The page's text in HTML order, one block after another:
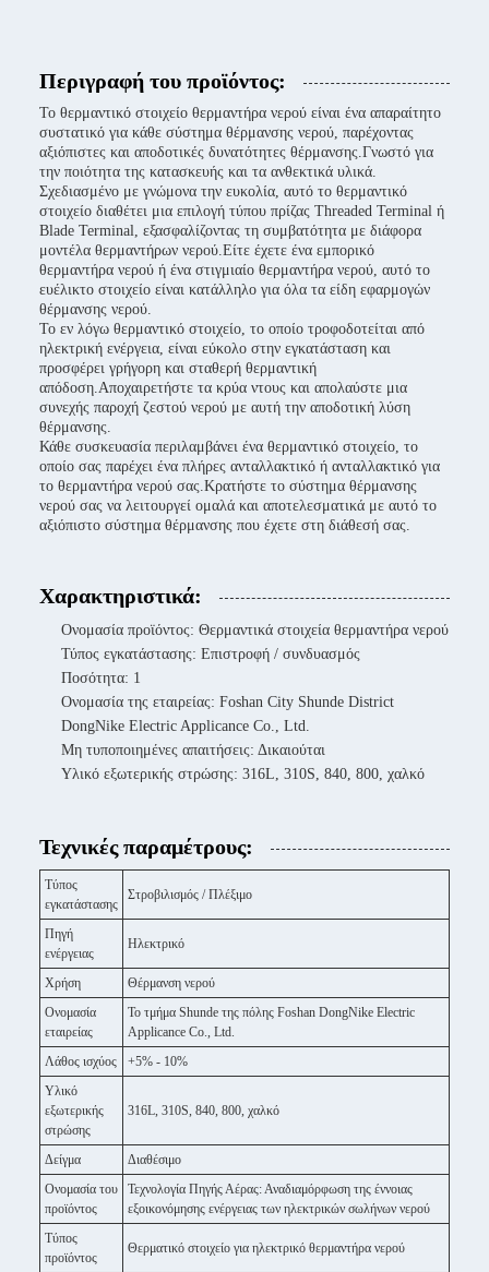
Περιγραφή του προϊόντος:
Το θερμαντικό στοιχείο θερμαντήρα νερού είναι ένα απαραίτητο
συστατικό για κάθε σύστημα θέρμανσης νερού, παρέχοντας
αξιόπιστες και αποδοτικές δυνατότητες θέρμανσης.Γνωστό για
την ποιότητα της κατασκευής και τα ανθεκτικά υλικά.
Σχεδιασμένο με γνώμονα την ευκολία, αυτό το θερμαντικό
στοιχείο διαθέτει μια επιλογή τύπου πρίζας Threaded Terminal ή
Blade Terminal, εξασφαλίζοντας τη συμβατότητα με διάφορα
μοντέλα θερμαντήρων νερού.Είτε έχετε ένα εμπορικό
θερμαντήρα νερού ή ένα στιγμιαίο θερμαντήρα νερού, αυτό το
ευέλικτο στοιχείο είναι κατάλληλο για όλα τα είδη εφαρμογών
θέρμανσης νερού.
Το εν λόγω θερμαντικό στοιχείο, το οποίο τροφοδοτείται από
ηλεκτρική ενέργεια, είναι εύκολο στην εγκατάσταση και
προσφέρει γρήγορη και σταθερή θερμαντική
απόδοση.Αποχαιρετήστε τα κρύα ντους και απολαύστε μια
συνεχής παροχή ζεστού νερού με αυτή την αποδοτική λύση
θέρμανσης.
Κάθε συσκευασία περιλαμβάνει ένα θερμαντικό στοιχείο, το
οποίο σας παρέχει ένα πλήρες ανταλλακτικό ή ανταλλακτικό για
το θερμαντήρα νερού σας.Κρατήστε το σύστημα θέρμανσης
νερού σας να λειτουργεί ομαλά και αποτελεσματικά με αυτό το
αξιόπιστο σύστημα θέρμανσης που έχετε στη διάθεσή σας.
Χαρακτηριστικά:
Ονομασία προϊόντος: Θερμαντικά στοιχεία θερμαντήρα νερού
Τύπος εγκατάστασης: Επιστροφή / συνδυασμός
Ποσότητα: 1
Ονομασία της εταιρείας: Foshan City Shunde District
DongNike Electric Applicance Co., Ltd.
Μη τυποποιημένες απαιτήσεις: Δικαιούται
Υλικό εξωτερικής στρώσης: 316L, 310S, 840, 800, χαλκό
Τεχνικές παραμέτρους:
Τύπος
εγκατάστασης
Στροβιλισμός / Πλέξιμο
Πηγή
ενέργειας
Ηλεκτρικό
Χρήση
Θέρμανση νερού
Ονομασία
εταιρείας
Το τμήμα Shunde της πόλης Foshan DongNike Electric
Applicance Co., Ltd.
Λάθος ισχύος
+5% - 10%
Υλικό
εξωτερικής
στρώσης
316L, 310S, 840, 800, χαλκό
Δείγμα
Διαθέσιμο
Ονομασία του
προϊόντος
Τεχνολογία Πηγής Αέρας: Αναδιαμόρφωση της έννοιας
εξοικονόμησης ενέργειας των ηλεκτρικών σωλήνων νερού
Τύπος
προϊόντος
Θερματικό στοιχείο για ηλεκτρικό θερμαντήρα νερού